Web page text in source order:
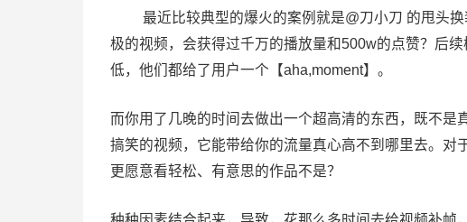
最近比较典型的爆火的案例就是@刀小刀 的甩头换
极的视频，会获得过千万的播放量和500w的点赞？后
低，他们都给了用户一个【aha,moment】。
而你用了几晚的时间去做出一个超高清的东西，既不是
搞笑的视频，它能带给你的流量真心高不到哪里去。对
更愿意看轻松、有意思的作品不是？